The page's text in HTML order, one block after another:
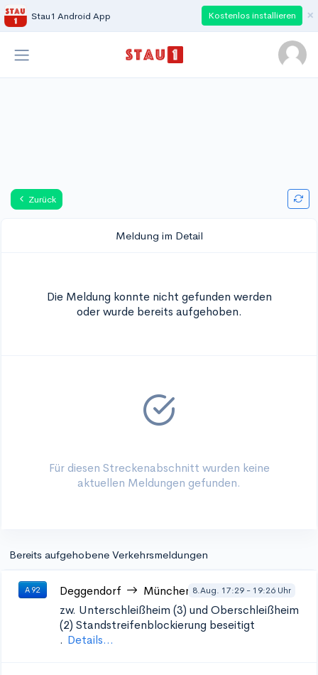
Stau1 Android App Kostenlos installieren ×
Zurück
Meldung im Detail
Die Meldung konnte nicht gefunden werden
oder wurde bereits aufgehoben.
Für diesen Streckenabschnitt wurden keine
aktuellen Meldungen gefunden.
Bereits aufgehobene Verkehrsmeldungen
A 92 Deggendorf München 8.Aug. 17:29 - 19:26 Uhr
zw. Unterschleißheim (3) und Oberschleißheim
(2) Standstreifenblockierung beseitigt
. Details...